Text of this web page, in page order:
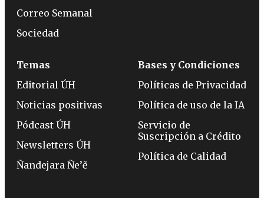
Correo Semanal
Sociedad
Temas
Editorial ÚH
Noticias positivas
Pódcast ÚH
Newsletters ÚH
Ñandejara Ñe’ẽ
Bases y Condiciones
Políticas de Privacidad
Política de uso de la IA
Servicio de
Suscripción a Crédito
Política de Calidad